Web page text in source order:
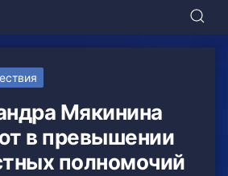
Мякинина
в превышении
полномочий